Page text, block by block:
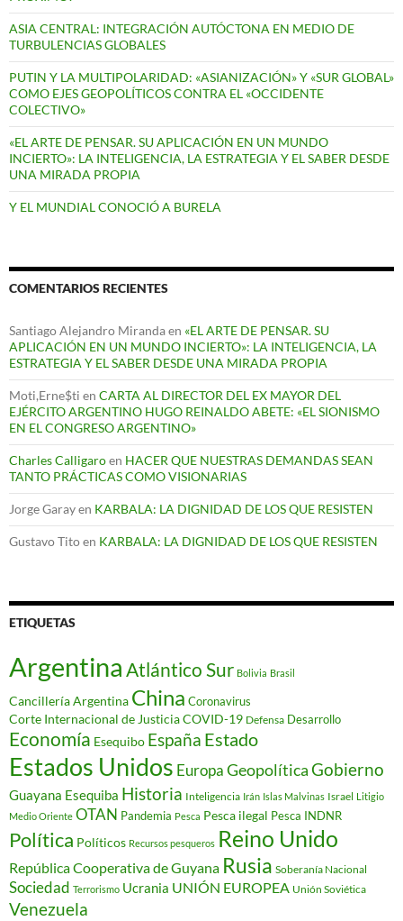
ASIA CENTRAL: INTEGRACIÓN AUTÓCTONA EN MEDIO DE
TURBULENCIAS GLOBALES
PUTIN Y LA MULTIPOLARIDAD: «ASIANIZACIÓN» Y «SUR GLOBAL»
COMO EJES GEOPOLÍTICOS CONTRA EL «OCCIDENTE
COLECTIVO»
«EL ARTE DE PENSAR. SU APLICACIÓN EN UN MUNDO
INCIERTO»: LA INTELIGENCIA, LA ESTRATEGIA Y EL SABER DESDE
UNA MIRADA PROPIA
Y EL MUNDIAL CONOCIÓ A BURELA
COMENTARIOS RECIENTES
Santiago Alejandro Mirandaen «EL ARTE DE PENSAR. SU
APLICACIÓN EN UN MUNDO INCIERTO»: LA INTELIGENCIA, LA
ESTRATEGIA Y EL SABER DESDE UNA MIRADA PROPIA
Moti,Erne$ti en CARTA AL DIRECTOR DEL EX MAYOR DEL
EJÉRCITO ARGENTINO HUGO REINALDO ABETE: «EL SIONISMO
EN EL CONGRESO ARGENTINO»
Charles Calligaroen HACER QUE NUESTRAS DEMANDAS SEAN
TANTO PRÁCTICAS COMO VISIONARIAS
Jorge Garayen KARBALA: LA DIGNIDAD DE LOS QUE RESISTEN
Gustavo Titoen KARBALA: LA DIGNIDAD DE LOS QUE RESISTEN
ETIQUETAS
Argentina Atlántico Sur Bolivia Brasil
Cancillería Argentina China Coronavirus
Corte Internacional de JusticiaCOVID-19 Defensa Desarrollo
Economía Esequibo España Estado
Estados Unidos EuropaGeopolíticaGobierno
Guayana Esequiba Historia Inteligencia Irán Islas Malvinas Israel Litigio
Medio Oriente OTAN Pandemia Pesca Pesca ilegal Pesca INDNR
Política Políticos Recursos pesqueros Reino Unido
República Cooperativa de Guyana Rusia Soberanía Nacional
Sociedad Terrorismo Ucrania UNIÓN EUROPEA Unión Soviética
Venezuela